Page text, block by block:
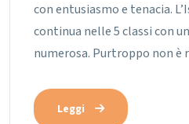
con entusiasmo e tenacia.
continua nelle 5 classi con
numerosa. Purtroppo non è
Leggi